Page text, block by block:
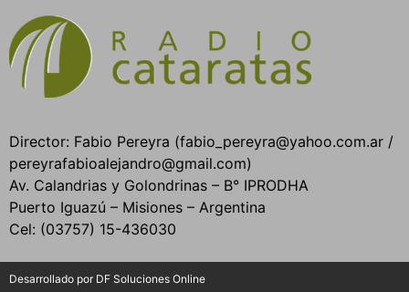
Director: Fabio Pereyra (fabio_pereyra@yahoo.com.ar /
pereyrafabioalejandro@gmail.com)
Av. Calandrias y Golondrinas – B° IPRODHA
Puerto Iguazú – Misiones – Argentina
Cel: (03757) 15-436030
Desarrollado por DF Soluciones Online